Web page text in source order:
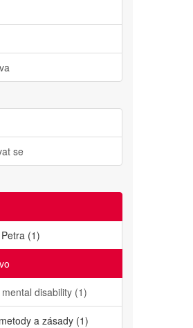
se
(1)
disability (1)
a zásady (1)